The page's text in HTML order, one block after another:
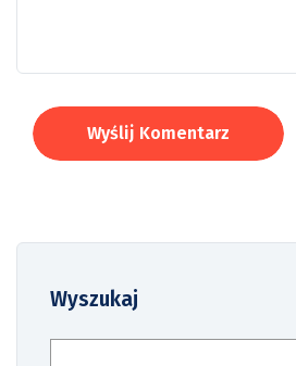
Wyślij Komentarz
Wyszukaj